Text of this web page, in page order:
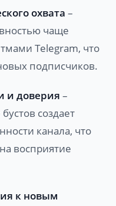
охвата –
чаще
Telegram, что
подписчиков.
и доверия –
создает
канала, что
восприятие
к новым